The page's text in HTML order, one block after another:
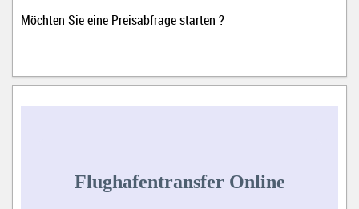
Möchten Sie eine Preisabfrage starten ?